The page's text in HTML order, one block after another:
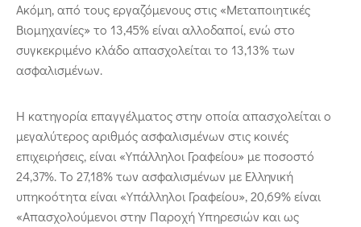
Ακόμη, από τους εργαζόμενους στις «Μεταποιητικές
Βιομηχανίες» το 13,45% είναι αλλοδαποί, ενώ στο
συγκεκριμένο κλάδο απασχολείται το 13,13% των
ασφαλισμένων.
Η κατηγορία επαγγέλματος στην οποία απασχολείται ο
μεγαλύτερος αριθμός ασφαλισμένων στις κοινές
επιχειρήσεις, είναι «Υπάλληλοι Γραφείου» με ποσοστό
24,37%. Το 27,18% των ασφαλισμένων με Ελληνική
υπηκοότητα είναι «Υπάλληλοι Γραφείου», 20,69% είναι
«Απασχολούμενοι στην Παροχή Υπηρεσιών και ως